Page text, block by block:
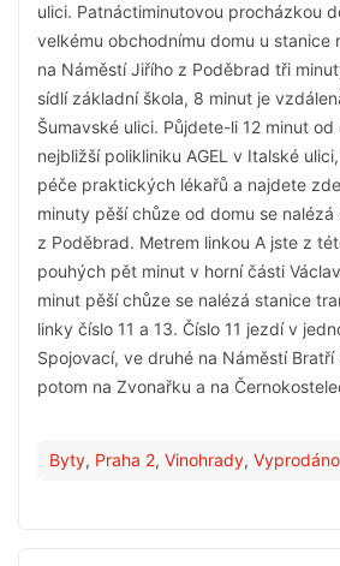
ulici. Patnáctiminutovou procházkou
velkému obchodnímu domu u stanice
na Náměstí Jiřího z Poděbrad tři
sídlí základní škola, 8 minut je
Šumavské ulici. Půjdete-li 12 minut
nejbližší polikliniku AGEL v Italské
péče praktických lékařů a najdete
minuty pěší chůze od domu se
z Poděbrad. Metrem linkou A jste z
pouhých pět minut v horní části
minut pěší chůze se nalézá stanice
linky číslo 11 a 13. Číslo 11 jezdí v
Spojovací, ve druhé na Náměstí Bratří
potom na Zvonařku a na
Byty, Praha 2, Vinohrady, Vyprodáno